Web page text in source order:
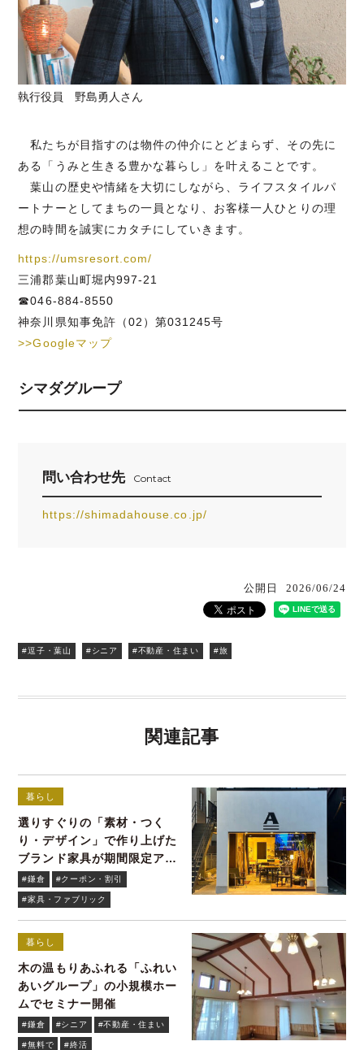
執行役員 野島勇人さん
私たちが目指すのは物件の仲介にとどまらず、その先に
ある「うみと生きる豊かな暮らし」を叶えることです。
葉山の歴史や情緒を大切にしながら、ライフスタイルパ
ートナーとしてまちの一員となり、お客様一人ひとりの理
想の時間を誠実にカタチにしていきます。
https://umsresort.com/
三浦郡葉山町堀内997-21
☎046-884-8550
神奈川県知事免許（02）第031245号
>>Googleマップ
シマダグループ
問い合わせ先 Contact
https://shimadahouse.co.jp/
公開日 2026/06/24
#逗子・葉山 #シニア #不動産・住まい #旅
関連記事
暮らし
選りすぐりの「素材・つく
り・デザイン」で作り上げた
ブランド家具が期間限定アウ
トレット
#鎌倉 #クーポン・割引
#家具・ファブリック
暮らし
木の温もりあふれる「ふれい
あいグループ」の小規模ホー
ムでセミナー開催
#鎌倉 #シニア #不動産・住まい
#無料で #終活